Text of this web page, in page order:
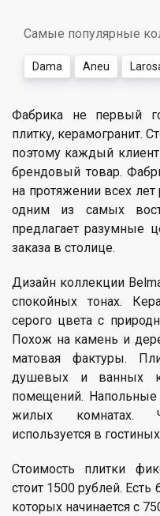
Самые популярные
Dama Aneu
Фабрика не первый
плитку, керамогранит.
поэтому каждый
брендовый товар.
на протяжении всех лет
одним из самых
предлагает разумные
заказа в столице.
Дизайн коллекции
спокойных тонах.
серого цвета с
Похож на камень и
матовая фактуры.
душевых и ванных
помещений. Напольные
жилых комнатах.
используется в
Стоимость плитки
стоит 1500 рублей.
которых начинается с